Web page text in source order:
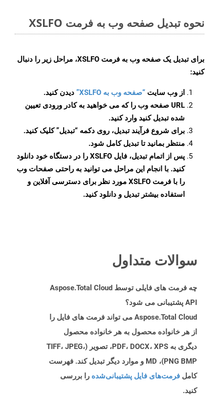
نحوه تبدیل صفحه وب به فرمت XSLFO
برای تبدیل یک صفحه وب به فرمت XSLFO، مراحل زیر را دنبال
کنید:
از وب سایت “صفحه وب به XSLFO”
دیدن کنید.
URL صفحه وب را که می خواهید به کادر ورودی تعیین
شده تبدیل کنید وارد کنید.
برای شروع فرآیند تبدیل، روی دکمه “تبدیل” کلیک کنید.
منتظر بمانید تا تبدیل کامل شود.
پس از اتمام تبدیل، فایل XSLFO را در دستگاه خود دانلود
کنید. با انجام این مراحل می توانید به راحتی صفحات وب
را با فرمت XSLFO مورد نظر برای دسترسی آفلاین و
استفاده بیشتر تبدیل و دانلود کنید.
سوالات متداول
چه فرمت های فایلی توسط Aspose.Total Cloud
API پشتیبانی می شود؟
Aspose.Total Cloud می تواند فرمت های فایل را
از هر خانواده محصول به هر خانواده محصول
دیگری به PDF، DOCX، XPS، تصویر (TIFF، JPEG،
PNG BMP)، MD و موارد دیگر تبدیل کند. فهرست
کامل فرمت‌های فایل پشتیبانی‌شده را بررسی
کنید.